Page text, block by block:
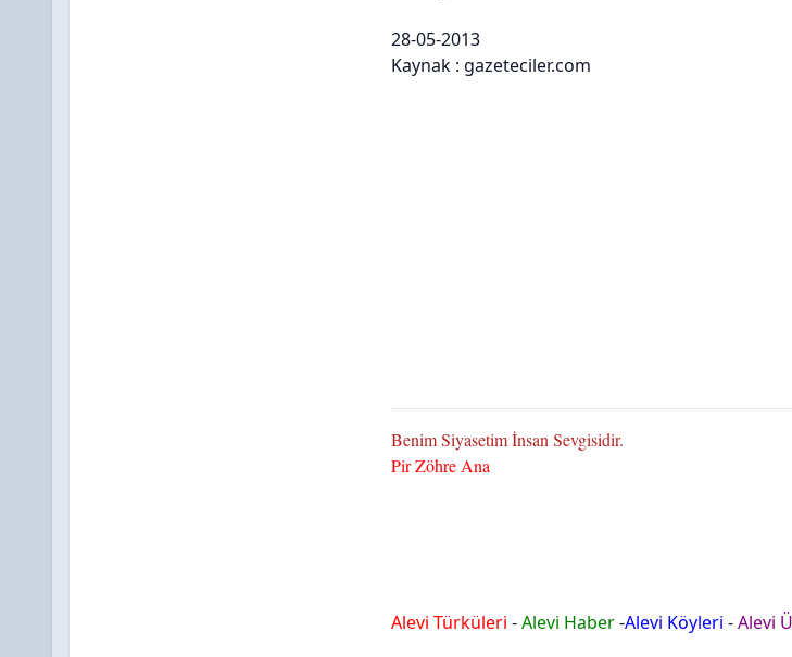
28-05-2013
Kaynak : gazeteciler.com
Benim Siyasetim İnsan Sevgisidir.
Pir Zöhre Ana
Alevi Türküleri -Alevi Haber-Alevi Köyleri -Alevi